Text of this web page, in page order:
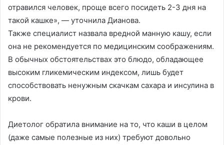
отравился человек, проще всего посидеть 2-3 дня на
такой кашке», — уточнила Дианова.
Также специалист назвала вредной манную кашу, если
она не рекомендуется по медицинским соображениям.
В обычных обстоятельствах это блюдо, обладающее
высоким гликемическим индексом, лишь будет
способствовать ненужным скачкам сахара и инсулина в
крови.
Диетолог обратила внимание на то, что каши в целом
(даже самые полезные из них) требуют довольно